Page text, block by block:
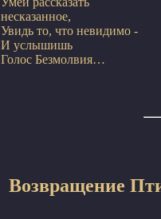
несказанное,
Увидь то, что невидимо -
И услышишь
Возвращение